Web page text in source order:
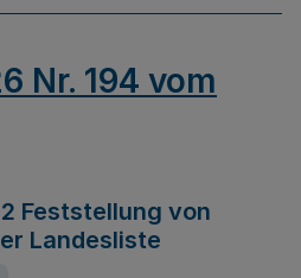
Nr. 194 vom
Feststellung von
Landesliste